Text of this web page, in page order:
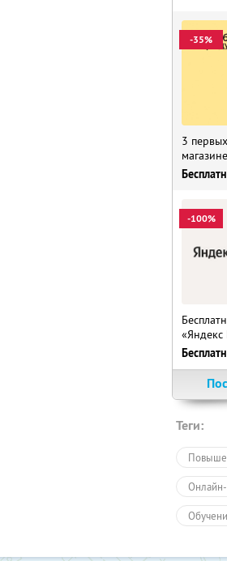
-35%
3
-100%
«Яндекс
Теги: